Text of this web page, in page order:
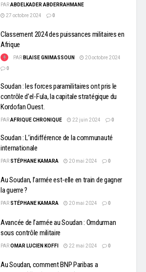
PARABDELKADER ABDERRAHMANE
27 octobre 2024
0
Classement 2024 des puissances militaires en
Afrique
PAR BLAISE GNIMASSOUN
20 octobre 2024
0
Soudan : les forces paramilitaires ont pris le
contrôle d’el-Fula, la capitale stratégique du
Kordofan Ouest.
PARAFRIQUE CHRONIQUE 22 juin 2024 0
Soudan : L’indifférence de la communauté
internationale
PAR STÉPHANE KAMARA 20 mai 2024 0
Au Soudan, l’armée est-elle en train de gagner
la guerre ?
PAR STÉPHANE KAMARA 20 mai 2024 0
Avancée de l’armée au Soudan : Omdurman
sous contrôle militaire
PAROMAR LUCIEN KOFFI 22 mai 2024 0
Au Soudan, comment BNP Paribas a